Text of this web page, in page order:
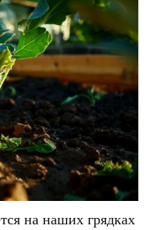
на наших грядках